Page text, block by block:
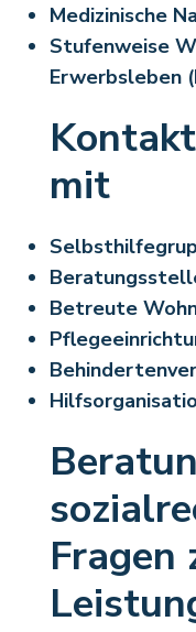
Medizinische
Stufenweise
Erwerbsleben
mit
Betreute
Fragen